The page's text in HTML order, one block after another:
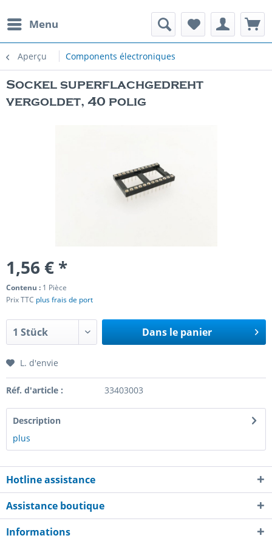
Menu
Aperçu Components électroniques
Sockel superflachgedreht
vergoldet, 40 polig
1,56 € *
Contenu : 1 Pièce
Prix TTC plus frais de port
Dans le panier
L. d'envie
Réf. d'article : 33403003
Description
plus
Hotline assistance
Assistance boutique
Informations